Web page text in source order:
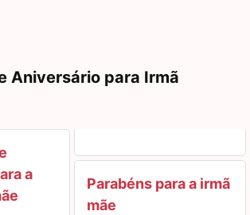
Aniversário para Irmã
a
Parabéns para a irmã
mãe